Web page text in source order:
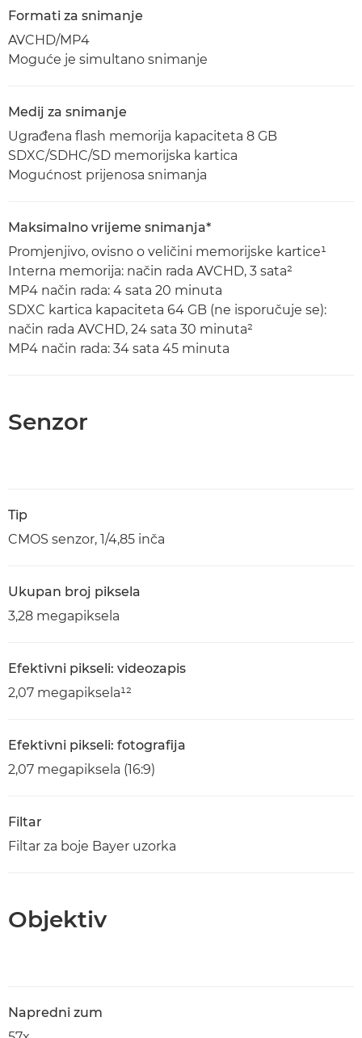
Formati za snimanje
AVCHD/MP4
Moguće je simultano snimanje
Medij za snimanje
Ugrađena flash memorija kapaciteta 8 GB
SDXC/SDHC/SD memorijska kartica
Mogućnost prijenosa snimanja
Maksimalno vrijeme snimanja*
Promjenjivo, ovisno o veličini memorijske kartice¹
Interna memorija: način rada AVCHD, 3 sata²
MP4 način rada: 4 sata 20 minuta
SDXC kartica kapaciteta 64 GB (ne isporučuje se):
način rada AVCHD, 24 sata 30 minuta²
MP4 način rada: 34 sata 45 minuta
Senzor
Tip
CMOS senzor, 1/4,85 inča
Ukupan broj piksela
3,28 megapiksela
Efektivni pikseli: videozapis
2,07 megapiksela¹²
Efektivni pikseli: fotografija
2,07 megapiksela (16:9)
Filtar
Filtar za boje Bayer uzorka
Objektiv
Napredni zum